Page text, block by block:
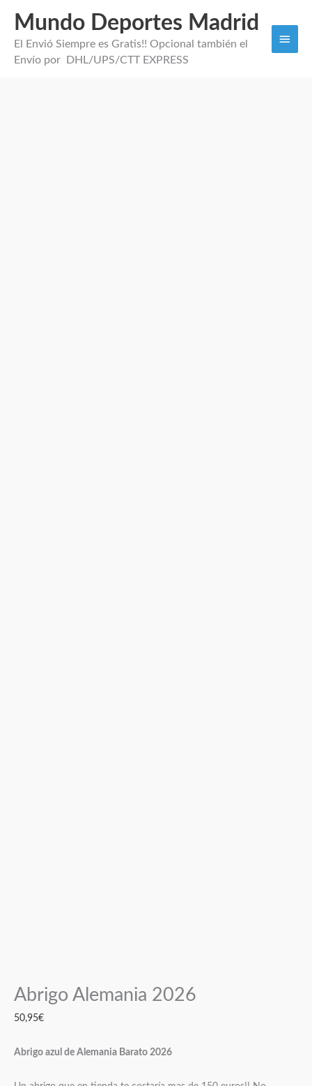
Mundo Deportes Madrid
El Envió Siempre es Gratis!! Opcional también el
Envío por DHL/UPS/CTT EXPRESS
Abrigo Alemania 2026
50,95€
Abrigo azul de Alemania Barato 2026